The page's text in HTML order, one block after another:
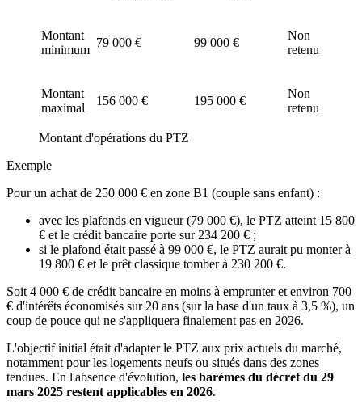
Montant
minimum
79 000 € 99 000 €
Non
retenu
Montant
maximal
156 000 € 195 000 €
Non
retenu
Montant d'opérations du PTZ
Exemple
Pour un achat de 250 000 € en zone B1 (couple sans enfant) :
avec les plafonds en vigueur (79 000 €), le PTZ atteint 15 800
€ et le crédit bancaire porte sur 234 200 € ;
si le plafond était passé à 99 000 €, le PTZ aurait pu monter à
19 800 € et le prêt classique tomber à 230 200 €.
Soit 4 000 € de crédit bancaire en moins à emprunter et environ 700
€ d'intérêts économisés sur 20 ans (sur la base d'un taux à 3,5 %), un
coup de pouce qui ne s'appliquera finalement pas en 2026.
L'objectif initial était d'adapter le PTZ aux prix actuels du marché,
notamment pour les logements neufs ou situés dans des zones
tendues. En l'absence d'évolution, les barèmes du décret du 29
mars 2025 restent applicables en 2026.